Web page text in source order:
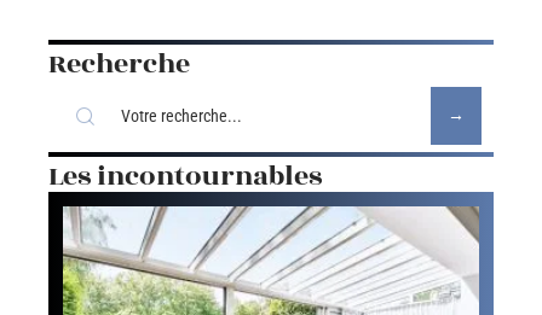
Recherche
Les incontournables